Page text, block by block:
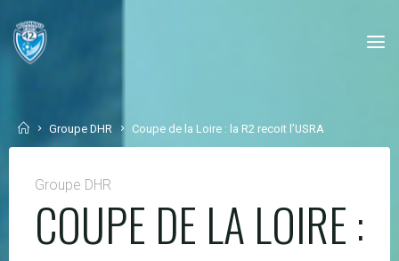
content
HomeGroupe DHR Coupe de la Loire : la R2 recoit l’USRA
Groupe DHR
COUPE DE LA LOIRE :